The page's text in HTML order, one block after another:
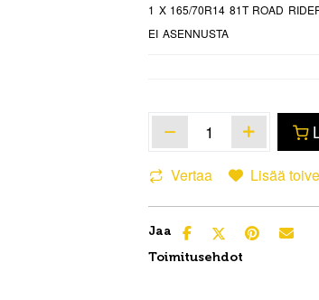
1 X 165/70R14 81T ROAD
EI ASENNUSTA
Vertaa Lisää
Jaa
Toimitusehdot